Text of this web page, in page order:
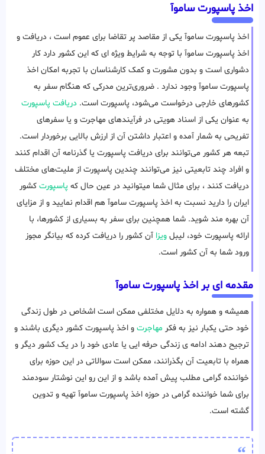
اخذ پاسپورت ساموآ
اخذ پاسپورت ساموآ یکی از مقاصد پر تقاضا برای عموم است ، دریافت و
اخذ پاسپورت ساموآ با توجه به شرایط ویژه ای که این کشور دارد کار
دشواری است و بدون مشورت و کمک کارشناسان با تجربه امکان اخذ
پاسپورت ساموآ وجود ندارد . ضروری‌ترین مدرکی که هنگام سفر به
کشورهای خارجی درخواست می‌شود، پاسپورت است. دریافت پاسپورت
به عنوان یکی از اسناد هویتی در فرآیندهای مهاجرت و یا سفرهای
تفریحی به شمار آمده و اعتبار داشتن آن از ارزش بالایی برخوردار است.
تبعه هر کشور می‌توانند برای دریافت پاسپورت یا گذرنامه آن اقدام کنند
و افراد چند تابعیتی نیز می‌توانند چندین پاسپورت از ملیت‌های مختلف
دریافت کنند ، برای مثال شما میتوانید در عین حال که پاسپورت کشور
ایران را دارید نسبت به اخذ پاسپورت ساموآ هم اقدام نمایید و از مزایای
آن بهره مند شوید. شما همچنین برای سفر به بسیاری از کشورها، با
ارائه پاسپورت خود، لیبل ویزا آن کشور را دریافت کرده که بیانگر مجوز
ورود شما به آن کشور است.
مقدمه ای بر اخذ پاسپورت ساموآ
همیشه و همواره به دلایل مختلفی ممکن است اشخاص در طول زندگی
خود حتی یکبار نیز به فکر مهاجرت و اخذ پاسپورت کشور دیگری باشند و
ترجیح دهند ادامه ی زندگی حرفه ایی یا عادی خود را در یک کشور دیگر و
همراه با تابعیت آن بگذرانند، ممکن است سوالاتی در این حوزه برای
خواننده گرامی مطلب پیش آمده باشد و از این رو این نوشتار سودمند
برای شما خواننده گرامی در حوزه اخذ پاسپورت ساموآ تهیه و تدوین
گشته است.